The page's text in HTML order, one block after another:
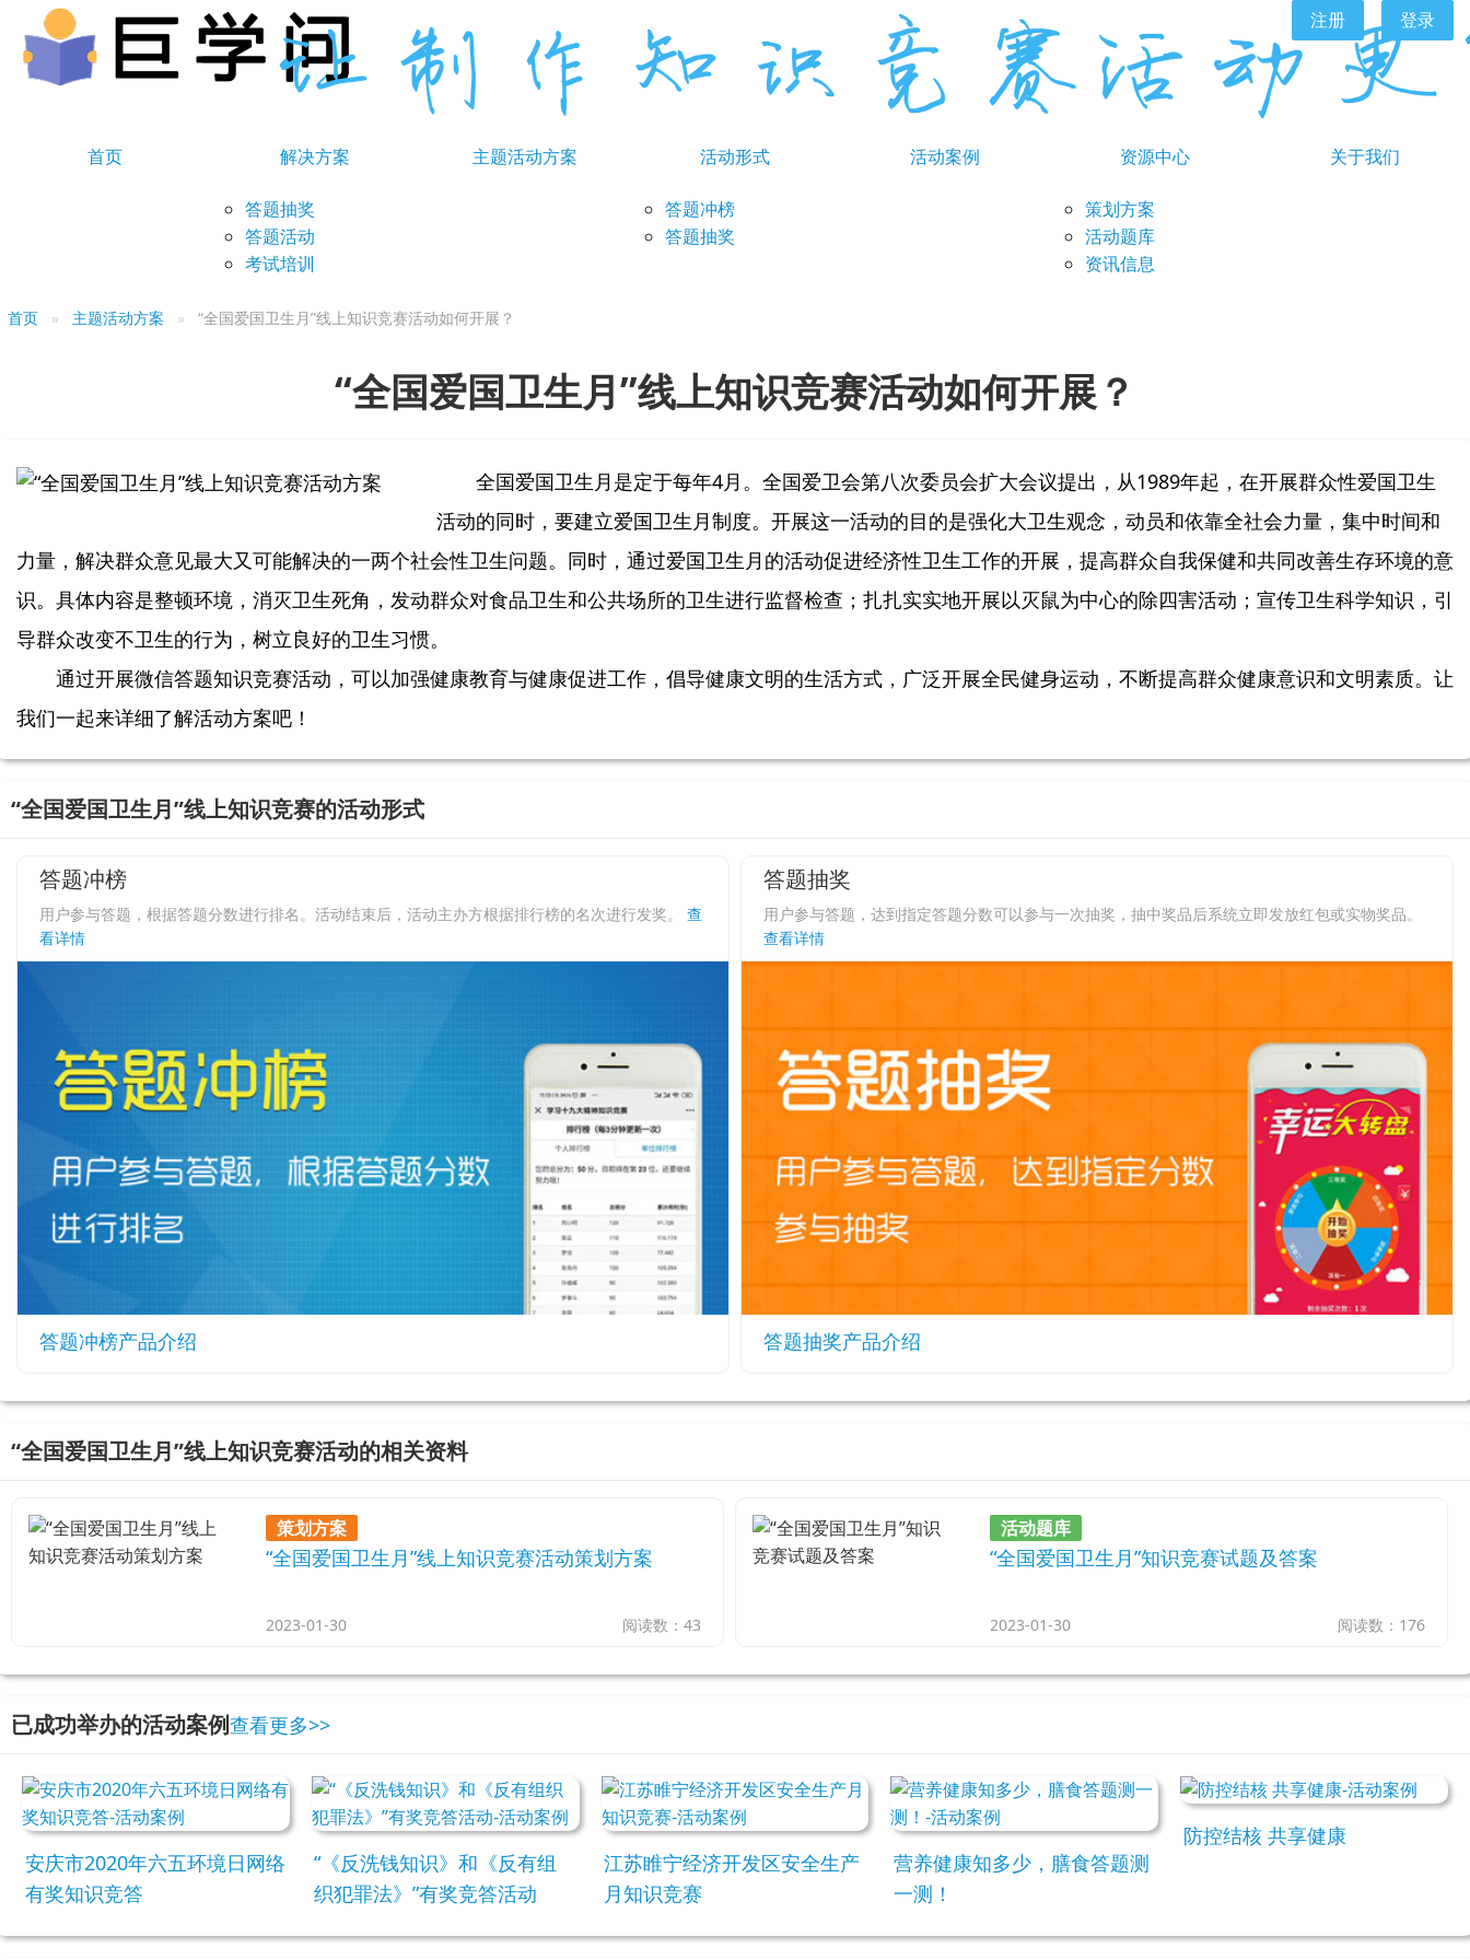
注册 登录
首页 解决方案
答题抽奖
答题活动
考试培训
主题活动方案 活动形式
答题冲榜
答题抽奖
活动案例 资源中心
策划方案
活动题库
资讯信息
关于我们
首页 主题活动方案 “全国爱国卫生月”线上知识竞赛活动如何开展？
“全国爱国卫生月”线上知识竞赛活动如何开展？
全国爱国卫生月是定于每年4月。全国爱卫会第八次委员会扩大会议提出，从1989年起，在开展群众性爱国卫生
活动的同时，要建立爱国卫生月制度。开展这一活动的目的是强化大卫生观念，动员和依靠全社会力量，集中时间和
力量，解决群众意见最大又可能解决的一两个社会性卫生问题。同时，通过爱国卫生月的活动促进经济性卫生工作的开展，提高群众自我保健和共同改善生存环境的意
识。具体内容是整顿环境，消灭卫生死角，发动群众对食品卫生和公共场所的卫生进行监督检查；扎扎实实地开展以灭鼠为中心的除四害活动；宣传卫生科学知识，引
导群众改变不卫生的行为，树立良好的卫生习惯。
通过开展微信答题知识竞赛活动，可以加强健康教育与健康促进工作，倡导健康文明的生活方式，广泛开展全民健身运动，不断提高群众健康意识和文明素质。让
我们一起来详细了解活动方案吧！
“全国爱国卫生月”线上知识竞赛的活动形式
答题冲榜
用户参与答题，根据答题分数进行排名。活动结束后，活动主办方根据排行榜的名次进行发奖。 查
看详情
答题冲榜产品介绍
答题抽奖
用户参与答题，达到指定答题分数可以参与一次抽奖，抽中奖品后系统立即发放红包或实物奖品。
查看详情
答题抽奖产品介绍
“全国爱国卫生月”线上知识竞赛活动的相关资料
策划方案
“全国爱国卫生月”线上知识竞赛活动策划方案
2023-01-30 阅读数：43
活动题库
“全国爱国卫生月”知识竞赛试题及答案
2023-01-30 阅读数：176
已成功举办的活动案例查看更多>>
安庆市2020年六五环境日网络
有奖知识竞答
“《反洗钱知识》和《反有组
织犯罪法》”有奖竞答活动
江苏睢宁经济开发区安全生产
月知识竞赛
营养健康知多少，膳食答题测
一测！
防控结核 共享健康